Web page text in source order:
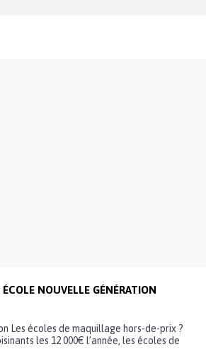
NOUVELLE GÉNÉRATION
Les écoles de maquillage hors-de-prix ?
les 12 000€ l’année, les écoles de